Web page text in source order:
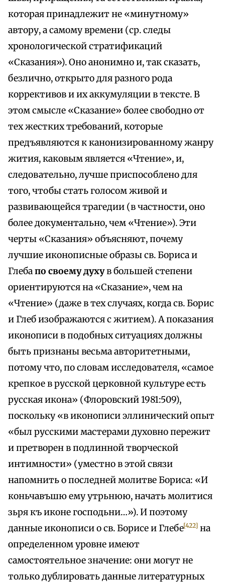
которая принадлежит не «минутному»
автору, а самому времени (ср. следы
хронологической стратификаций
«Сказания»). Оно анонимно и, так сказать,
безлично, открыто для разного рода
коррективов и их аккумуляции в тексте. В
этом смысле «Сказание» более свободно от
тех жестких требований, которые
предъявляются к канонизированному жанру
жития, каковым является «Чтение», и,
следовательно, лучше приспособлено для
того, чтобы стать голосом живой и
развивающейся трагедии (в частности, оно
более документально, чем «Чтение»). Эти
черты «Сказания» объясняют, почему
лучшие иконописные образы св. Бориса и
Глебапо своему духув большей степени
ориентируются на «Сказание», чем на
«Чтение» (даже в тех случаях, когда св. Борис
и Глеб изображаются с житием). А показания
иконописи в подобных ситуациях должны
быть признаны весьма авторитетными,
потому что, по словам исследователя, «самое
крепкое в русской церковной культуре есть
русская икона» (Флоровский 1981:509),
поскольку «в иконописи эллинический опыт
«был русскими мастерами духовно пережит
и претворен в подлинной творческой
интимности» (уместно в этой связи
напомнить о последней молитве Бориса: «И
коньчавъшю ему утрьнюю, начать молитися
зьря къ иконе господьни…»). И поэтому
данные иконописи о св. Борисе и Глебе[422] на
определенном уровне имеют
самостоятельное значение: они могут не
только дублировать данные литературных